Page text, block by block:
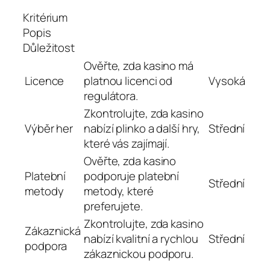
Kritérium
Popis
Důležitost
Licence
Ověřte, zda kasino má
platnou licenci od
regulátora.
Vysoká
Výběr her
Zkontrolujte, zda kasino
nabízí plinko a další hry,
které vás zajímají.
Střední
Platební
metody
Ověřte, zda kasino
podporuje platební
metody, které
preferujete.
Střední
Zákaznická
podpora
Zkontrolujte, zda kasino
nabízí kvalitní a rychlou
zákaznickou podporu.
Střední